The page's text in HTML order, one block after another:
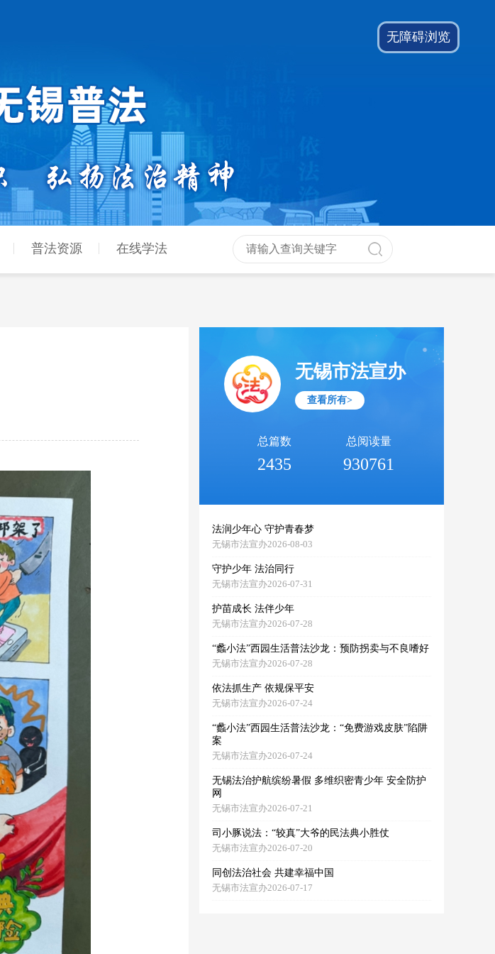
普法资源 在线学法
无锡市法宣办
查看所有>
总篇数
2435
总阅读量
930761
法润少年心 守护青春梦
无锡市法宣办2026-08-03
守护少年 法治同行
无锡市法宣办2026-07-31
护苗成长 法伴少年
无锡市法宣办2026-07-28
“蠡小法”西园生活普法沙龙：预防拐卖与不良嗜好
无锡市法宣办2026-07-28
依法抓生产 依规保平安
无锡市法宣办2026-07-24
“蠡小法”西园生活普法沙龙：“免费游戏皮肤”陷阱
案
无锡市法宣办2026-07-24
无锡法治护航缤纷暑假 多维织密青少年 安全防护
网
无锡市法宣办2026-07-21
司小豚说法：“较真”大爷的民法典小胜仗
无锡市法宣办2026-07-20
同创法治社会 共建幸福中国
无锡市法宣办2026-07-17
无障碍浏览